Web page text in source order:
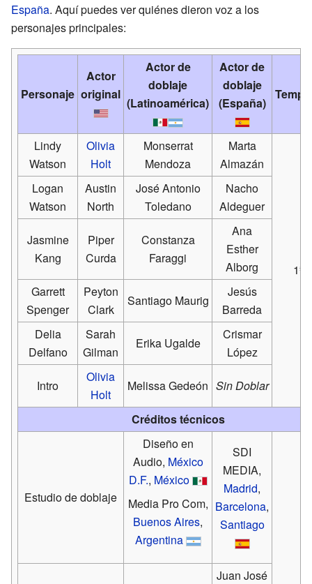
España. Aquí puedes ver quiénes dieron voz a los
personajes principales:
Personaje
Actor
original
Actor de
doblaje
(Latinoamérica)
Actor de
doblaje
(España)
Lindy
Watson
Olivia
Holt
Monserrat
Mendoza
Marta
Almazán
1ª-
Logan
Watson
Austin
North
José Antonio
Toledano
Nacho
Aldeguer
Jasmine
Kang
Piper
Curda
Constanza
Faraggi
Ana
Esther
Alborg
Garrett
Spenger
Peyton
Clark
Santiago Maurig
Jesús
Barreda
Delia
Delfano
Sarah
Gilman
Erika Ugalde
Crismar
López
Intro
Olivia
Holt
Melissa Gedeón Sin Doblar
Créditos técnicos
Estudio de doblaje
Diseño en
Audio, México
D.F., México
Media Pro Com,
Buenos Aires,
Argentina
SDI
MEDIA,
Madrid,
Barcelona,
Santiago
Juan José